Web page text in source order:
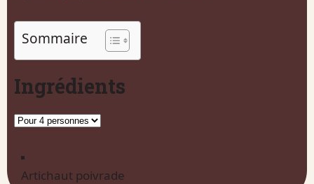
Sommaire
Ingrédients
Artichaut poivrade